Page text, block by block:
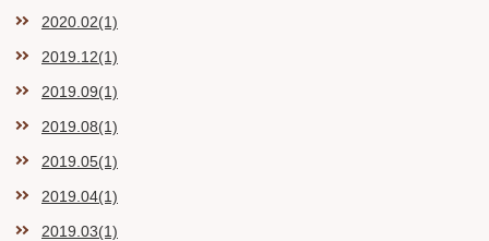
2020.02(1)
2019.12(1)
2019.09(1)
2019.08(1)
2019.05(1)
2019.04(1)
2019.03(1)